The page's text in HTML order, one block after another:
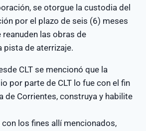
se otorgue la custodia del
por el plazo de seis (6) meses
las obras de
pista de aterrizaje.
CLT se mencionó que la
por parte de CLT lo fue con el fin
de Corrientes, construya y habilite
los fines allí mencionados,